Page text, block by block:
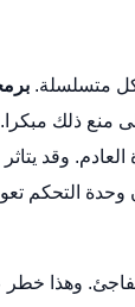
متسلسلة.
منع ذلك مبكرا.
وقد يتاثر
وحدة التحكم
وهذا